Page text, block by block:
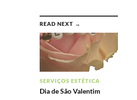
READ NEXT →
SERVIÇOS ESTÉTICA
Dia de São Valentim